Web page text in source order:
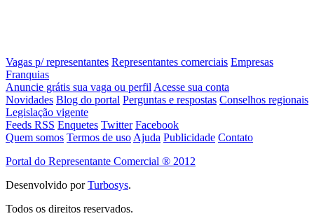
Vagas p/ representantes Representantes comerciais Empresas
Franquias
Anuncie grátis sua vaga ou perfil Acesse sua conta
Novidades Blog do portal Perguntas e respostas Conselhos regionais
Legislação vigente
Feeds RSS Enquetes Twitter Facebook
Quem somos Termos de uso Ajuda Publicidade Contato
Portal do Representante Comercial ® 2012
Desenvolvido porTurbosys.
Todos os direitos reservados.